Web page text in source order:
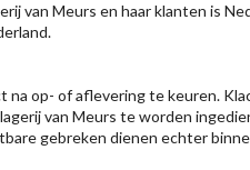
van Meurs en haar klanten is
na op- of aflevering te keuren.
van Meurs te worden
gebreken dienen echter